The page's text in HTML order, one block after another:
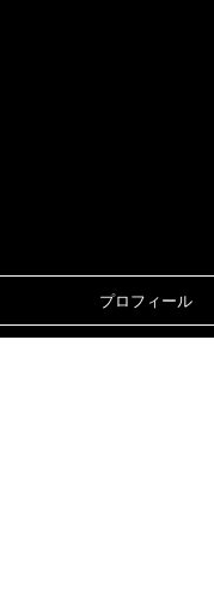
プロフィール